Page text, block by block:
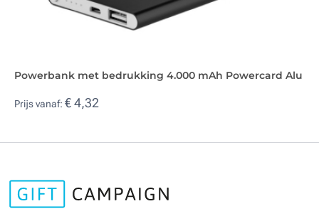
Powerbank met bedrukking 4.000 mAh Powercard Alu
Prijs vanaf: € 4,32